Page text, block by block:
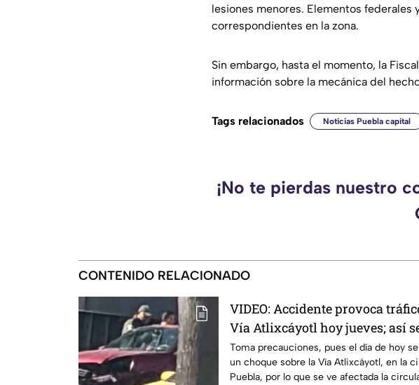
lesiones menores. Elementos federales
correspondientes en la zona.
Sin embargo, hasta el momento, la
información sobre la mecánica del
Tags relacionados Noticias Puebla capital
¡No te pierdas nuestro
CONTENIDO RELACIONADO
VIDEO: Accidente provoca
Vía Atlixcáyotl hoy jueves; así
zona
Toma precauciones, pues el día de hoy
un choque sobre la Vía Atlixcáyotl, en la
Puebla, por lo que se ve afectada la